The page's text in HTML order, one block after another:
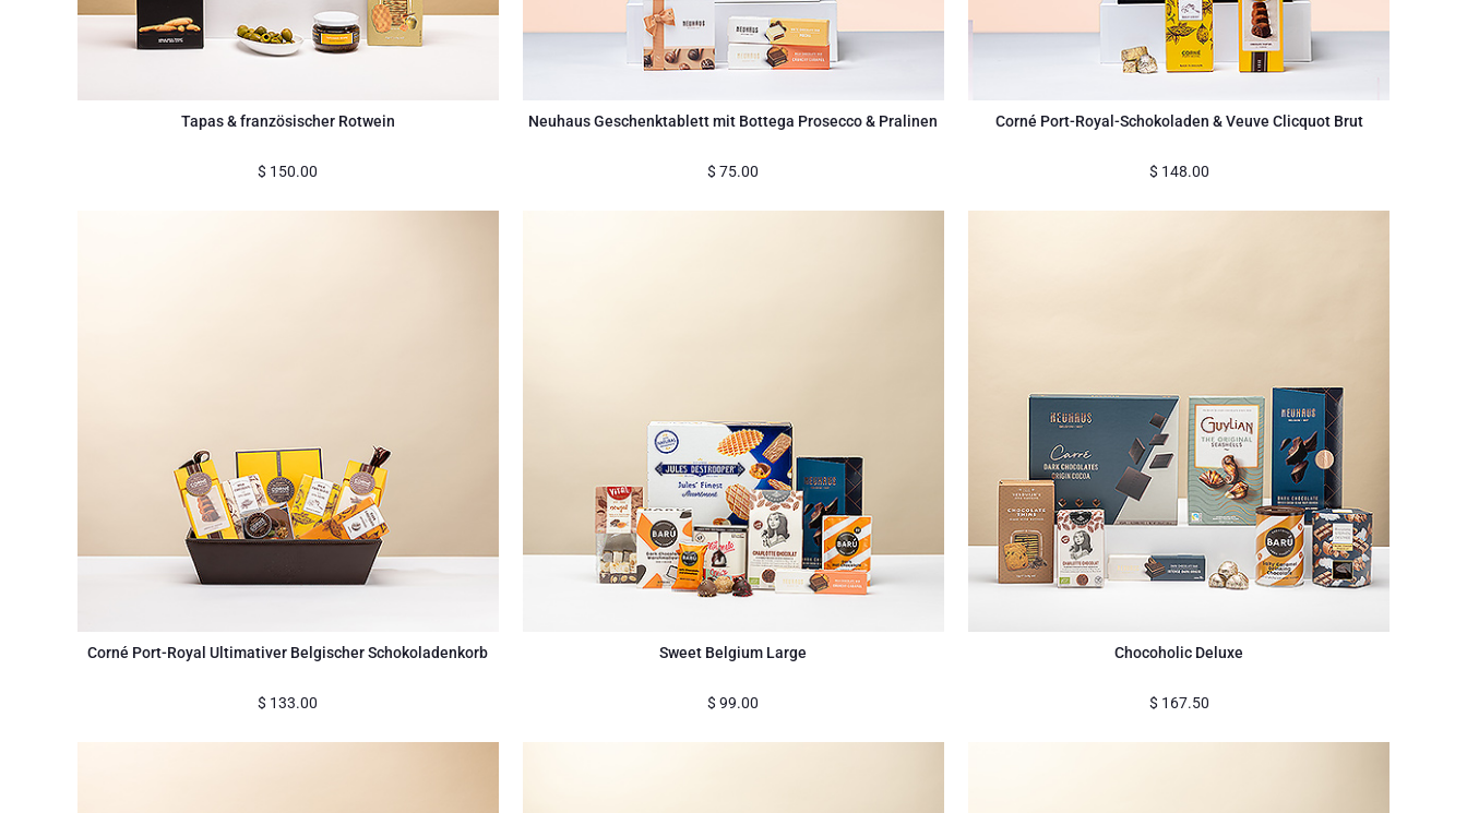
Tapas & französischer Rotwein
$ 150.00
Neuhaus Geschenktablett mit Bottega Prosecco & Pralinen
$ 75.00
Corné Port-Royal-Schokoladen & Veuve Clicquot Brut
$ 148.00
Corné Port-Royal Ultimativer Belgischer Schokoladenkorb
$ 133.00
Sweet Belgium Large
$ 99.00
Chocoholic Deluxe
$ 167.50